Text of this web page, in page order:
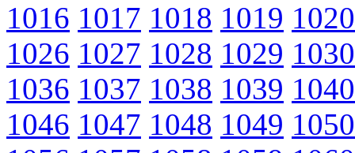
1016 1017 1018 1019 1020
1026 1027 1028 1029 1030
1036 1037 1038 1039 1040
1046 1047 1048 1049 1050